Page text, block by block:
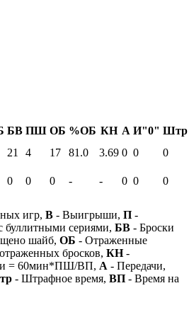
БВ ПШ ОБ %ОБ КН А И"0" Штр
21 4 17 81.0 3.69 0 0 0
0 0 0 - - 0 0
0
игр, В - Выигрыши, П -
буллитными сериями, БВ - Броски
шайб, ОБ - Отраженные
бросков, КН-
= 60мин*ПШ/ВП, А - Передачи,
- Штрафное время, ВП - Время на